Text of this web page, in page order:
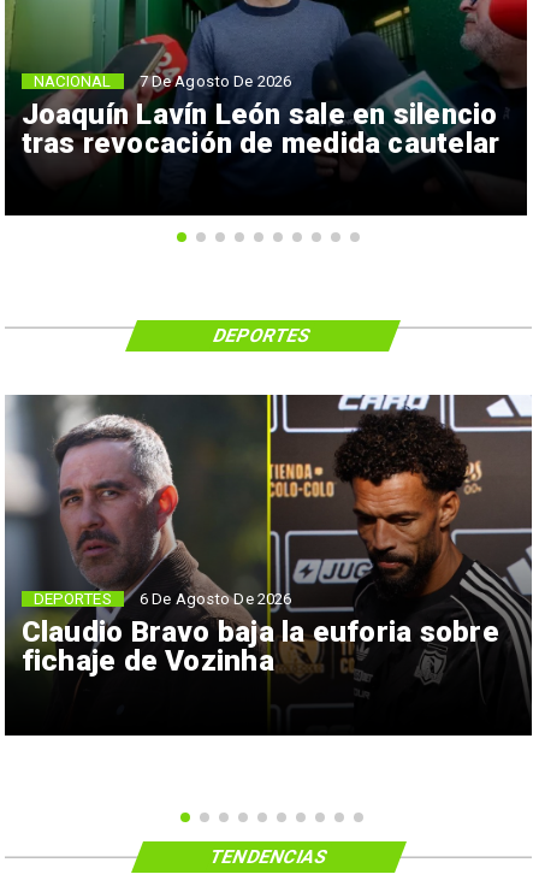
Joaquín Lavín León sale en silencio
tras revocación de medida cautelar
NACIONAL 7 De Agosto De 2026
Claudio Bravo baja la euforia sobre
fichaje de Vozinha
DEPORTES 6 De Agosto De 2026
DEPORTES
TENDENCIAS